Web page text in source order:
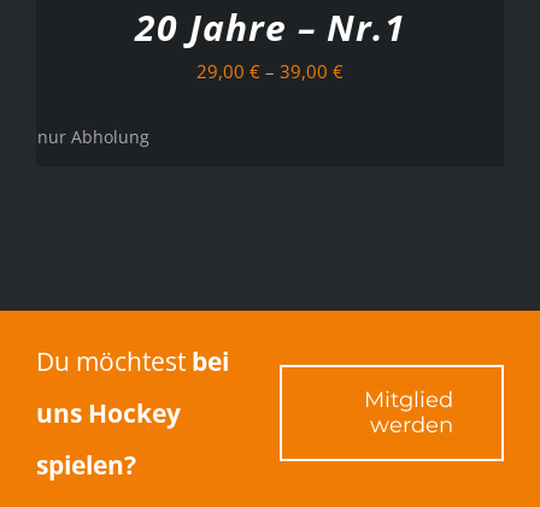
20 Jahre – Nr.1
29,00 € – 39,00 €
nur Abholung
Du möchtest bei
uns Hockey
spielen?
Mitglied
werden